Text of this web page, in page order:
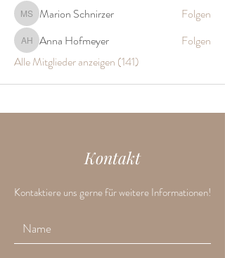
Marion Schnirzer
Marion Schnirzer Folgen
Anna Hofmeyer
Anna Hofmeyer
Folgen
Alle Mitglieder anzeigen (141)
Kontakt
Kontaktiere uns gerne für weitere Informationen!